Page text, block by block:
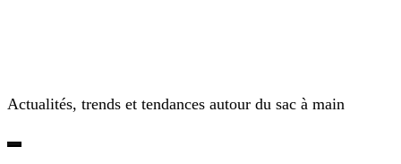
Actualités, trends et tendances autour du sac à main